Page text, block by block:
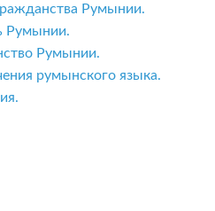
Румынии.
Румынии.
Румынии.
румынского языка.